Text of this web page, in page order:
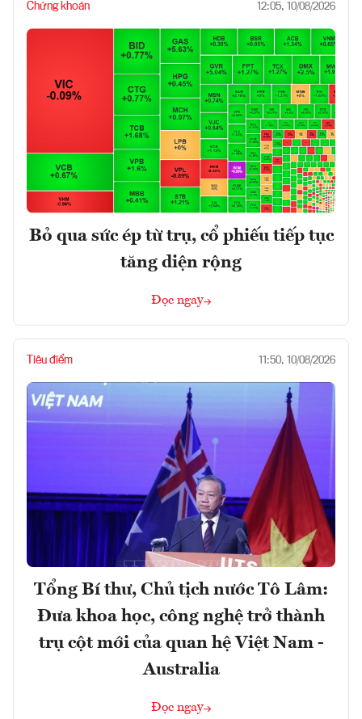
Chứng khoán 12:05, 10/08/2026
Bỏ qua sức ép từ trụ, cổ phiếu tiếp tục
tăng diện rộng
Đọc ngay
Tiêu điểm 11:50, 10/08/2026
Tổng Bí thư, Chủ tịch nước Tô Lâm:
Đưa khoa học, công nghệ trở thành
trụ cột mới của quan hệ Việt Nam -
Australia
Đọc ngay